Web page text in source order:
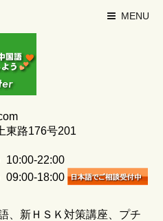
MENU
路176号201
10:00-22:00
18:00
、新ＨＳＫ対策講座、プチ